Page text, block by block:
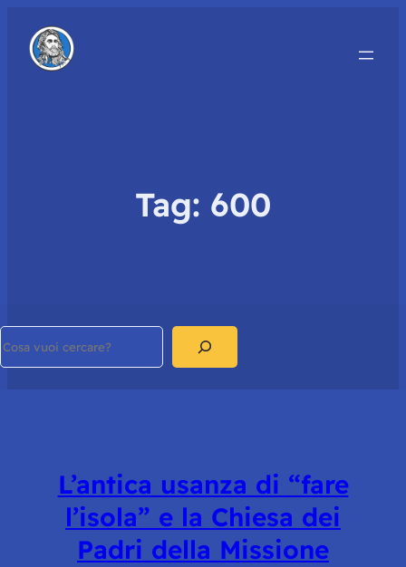
Tag: 600
L’antica usanza di “fare
l’isola” e la Chiesa dei
Padri della Missione